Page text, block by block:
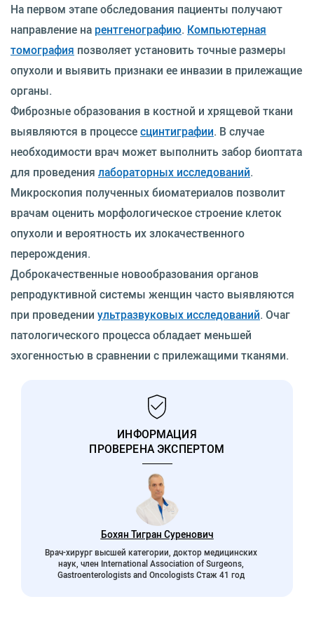
На первом этапе обследования пациенты получают
направление на рентгенографию. Компьютерная
томография позволяет установить точные размеры
опухоли и выявить признаки ее инвазии в прилежащие
органы.
Фиброзные образования в костной и хрящевой ткани
выявляются в процессесцинтиграфии. В случае
необходимости врач может выполнить забор биоптата
для проведения лабораторных исследований.
Микроскопия полученных биоматериалов позволит
врачам оценить морфологическое строение клеток
опухоли и вероятность их злокачественного
перерождения.
Доброкачественные новообразования органов
репродуктивной системы женщин часто выявляются
при проведении ультразвуковых исследований. Очаг
патологического процесса обладает меньшей
эхогенностью в сравнении с прилежащими тканями.
ИНФОРМАЦИЯ
ПРОВЕРЕНА ЭКСПЕРТОМ
Бохян Тигран Суренович
Врач-хирург высшей категории, доктор медицинских
наук, член International Association of Surgeons,
Gastroenterologists and Oncologists Стаж 41 год